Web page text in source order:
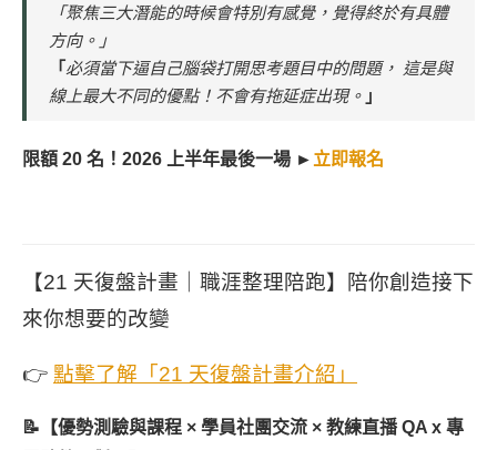
「聚焦三大潛能的時候會特別有感覺，覺得終於有具體
方向。」
「 必須當下逼自己腦袋打開思考題目中的問題， 這是與
線上最大不同的優點！不會有拖延症出現。 」
限額 20 名！2026 上半年最後一場 ► 立即報名
【21 天復盤計畫｜職涯整理陪跑】陪你創造接下
來你想要的改變
👉 點擊了解「21 天復盤計畫介紹」
📝【優勢測驗與課程 × 學員社團交流 × 教練直播 QA x 專